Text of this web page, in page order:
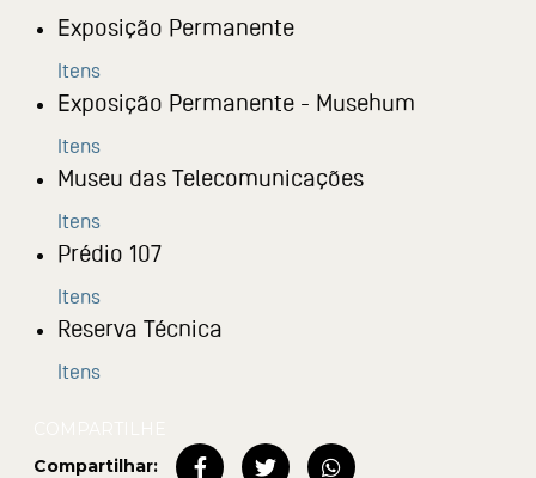
Exposição Permanente
Itens
Exposição Permanente - Musehum
Itens
Museu das Telecomunicações
Itens
Prédio 107
Itens
Reserva Técnica
Itens
Compartilhar: